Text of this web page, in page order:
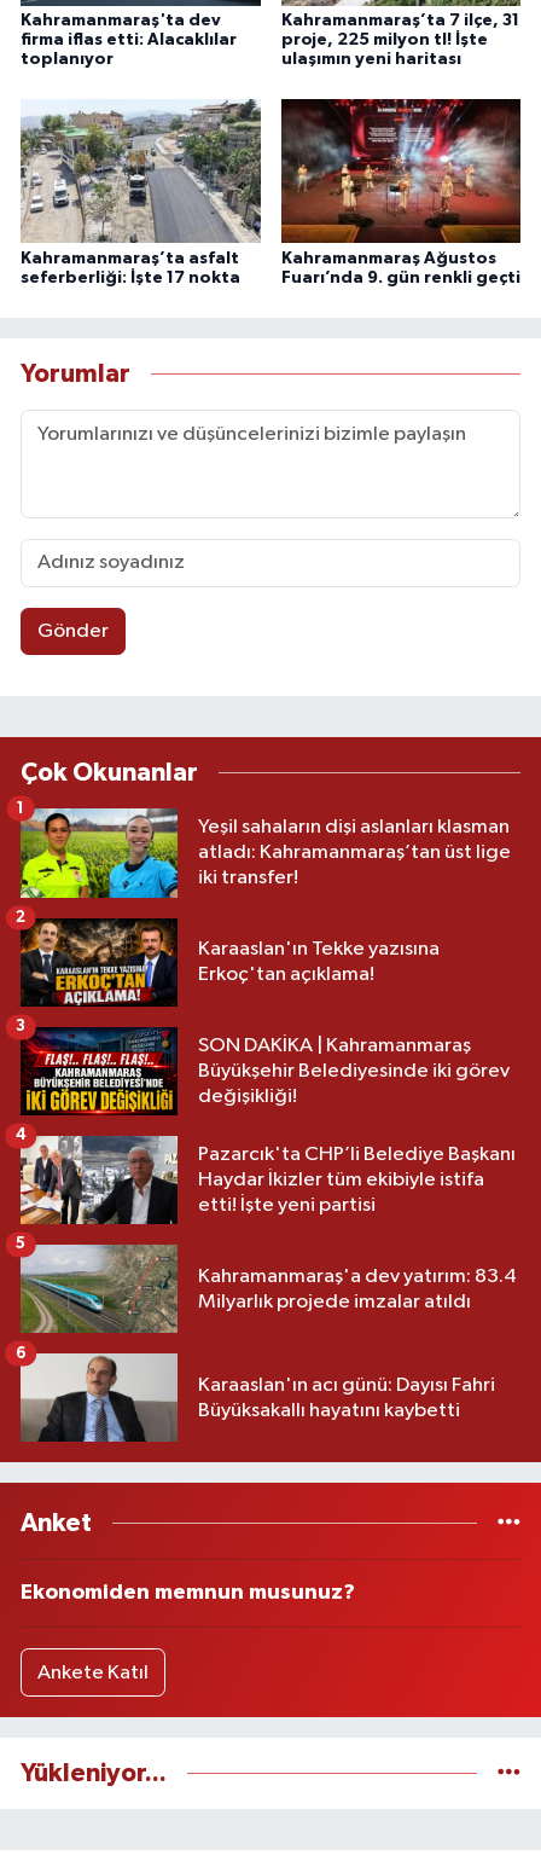
Kahramanmaraş'ta dev
firma iflas etti: Alacaklılar
toplanıyor
Kahramanmaraş’ta 7 ilçe, 31
proje, 225 milyon tl! İşte
ulaşımın yeni haritası
Kahramanmaraş’ta asfalt
seferberliği: İşte 17 nokta
Kahramanmaraş Ağustos
Fuarı’nda 9. gün renkli geçti
Yorumlar
Gönder
Çok Okunanlar
Yeşil sahaların dişi aslanları klasman
atladı: Kahramanmaraş’tan üst lige
iki transfer!
1
Karaaslan'ın Tekke yazısına
Erkoç'tan açıklama!
2
SON DAKİKA | Kahramanmaraş
Büyükşehir Belediyesinde iki görev
değişikliği!
3
Pazarcık'ta CHP’li Belediye Başkanı
Haydar İkizler tüm ekibiyle istifa
etti! İşte yeni partisi
4
Kahramanmaraş'a dev yatırım: 83.4
Milyarlık projede imzalar atıldı
5
Karaaslan'ın acı günü: Dayısı Fahri
Büyüksakallı hayatını kaybetti
6
Anket
Ekonomiden memnun musunuz?
Ankete Katıl
Yükleniyor...